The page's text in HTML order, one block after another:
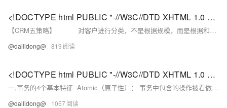
<!DOCTYPE html PUBLIC "-//W3C//DTD XHTML 1.0 Transitional//EN" "http://www.w3.org/TR/xhtml1/DTD/xhtml1-strict.dtd"> <html><head><meta http-equiv="Cont
【CRM五策略】 对客户进行分类，不是根据规模，而是根据和你的关系，越细腻越好； 不定期更新客户资料，信息越全面越好； 主动对客户进行关怀，拿出你的诚意和...
@dailidong@ 819
<!DOCTYPE html PUBLIC "-//W3C//DTD XHTML 1.0 Transitional//EN" "http://www.w3.org/TR/xhtml1/DTD/xhtml1-strict.dtd"> <html><head><meta http-equiv="Cont
一,事务的4个基本特征 Atomic（原子性）： 事务中包含的操作被看做一个逻辑单元，这个逻辑单元中的操作要 么全部成功，要么全部失败。
@dailidong@ 1057